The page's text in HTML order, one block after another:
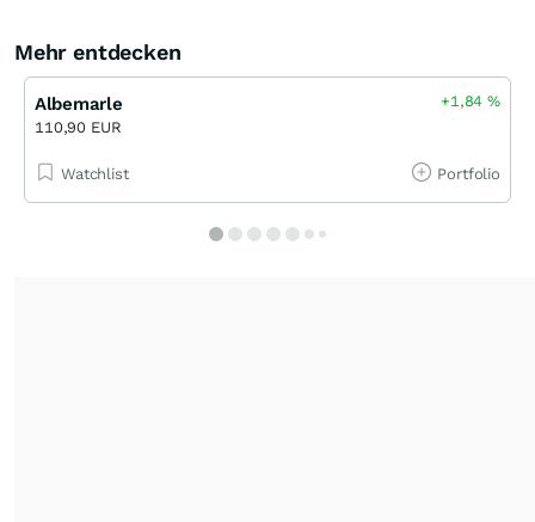
Mehr entdecken
Albemarle
110,90 EUR
+1,84%
Watchlist Portfolio